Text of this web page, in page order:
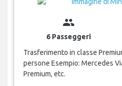
group
6 Passeggeri
Trasferimento in classe
persone Esempio: Mercedes
Premium, etc.